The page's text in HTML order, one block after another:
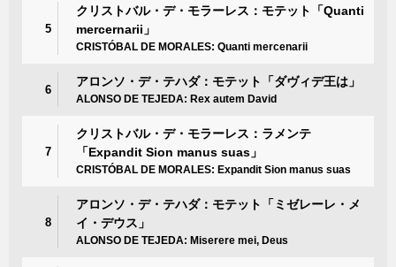
5
クリストバル・デ・モラーレス：モテット「Quanti
mercernarii」
CRISTÓBAL DE MORALES: Quanti mercenarii
6
アロンソ・デ・テハダ：モテット「ダヴィデ王は」
ALONSO DE TEJEDA: Rex autem David
7
クリストバル・デ・モラーレス：ラメンテ
「Expandit Sion manus suas」
CRISTÓBAL DE MORALES: Expandit Sion manus suas
8
アロンソ・デ・テハダ：モテット「ミゼレーレ・メ
イ・デウス」
ALONSO DE TEJEDA: Miserere mei, Deus